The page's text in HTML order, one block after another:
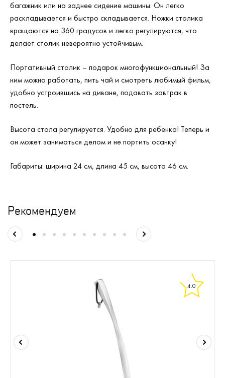
багажник или на заднее сидение машины. Он легко
раскладывается и быстро складывается. Ножки столика
вращаются на 360 градусов и легко регулируются, что
делает столик невероятно устойчивым.
Портативный столик – подарок многофункциональный! За
ним можно работать, пить чай и смотреть любимый фильм,
удобно устроившись на диване, подавать завтрак в
постель.
Высота стола регулируется. Удобно для ребенка! Теперь и
он может заниматься делом и не портить осанку!
Габариты: ширина 24 cм, длина 45 cм, высота 46 cм.
Рекомендуем
4.0